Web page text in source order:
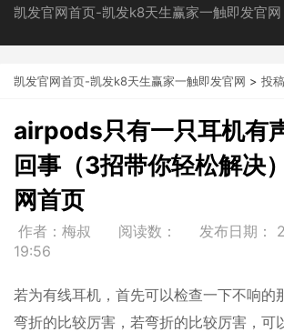
凯发官网首页-凯发k8天生赢家一触即发官网
凯发官网首页-凯发k8天生赢家一触即发官网 > 投稿
airpods只有一只耳机有
回事（3招带你轻松解决
网首页
作者：梅叔 阅读数： 发布日期：
19:56
若为有线耳机，首先可以检查一下不响的
弯折的比较厉害，若弯折的比较厉害，可